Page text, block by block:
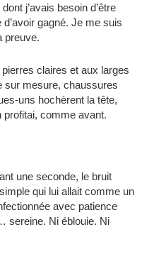
j’avais besoin d’être
gagné. Je me suis
preuve.
claires et aux larges
sur mesure, chaussures
uns hochèrent la tête,
profitai, comme avant.
une seconde, le bruit
qui lui allait comme un
avec patience
sereine. Ni éblouie. Ni